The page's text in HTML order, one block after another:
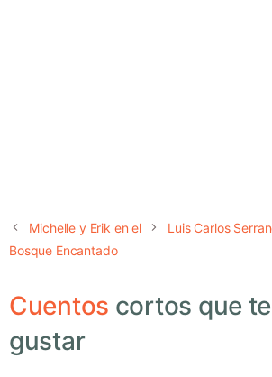
Michelle y Erik en el
Bosque Encantado
Luis Carlos
Cuentos cortos que
gustar